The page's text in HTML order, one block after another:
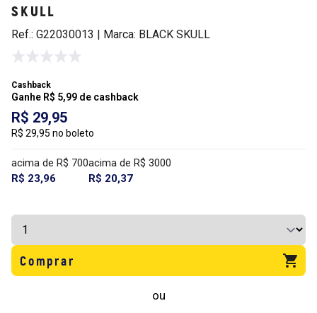
SKULL
Ref.: G22030013 | Marca: BLACK SKULL
Cashback
Ganhe R$ 5,99 de cashback
R$ 29,95
R$ 29,95 no boleto
acima de R$ 700
R$ 23,96
acima de R$ 3000
R$ 20,37
Comprar
ou